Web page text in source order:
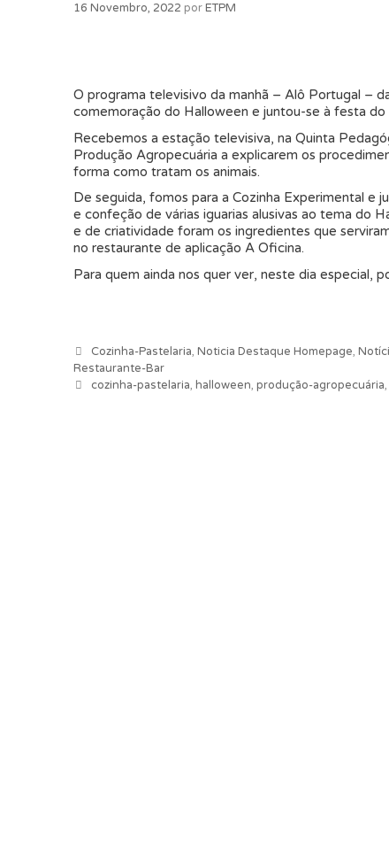
16 Novembro, 2022 porETPM
O programa televisivo da manhã – Alô Portugal –
comemoração do Halloween e juntou-se à festa
Recebemos a estação televisiva, na Quinta
Produção Agropecuária a explicarem os
forma como tratam os animais.
De seguida, fomos para a Cozinha Experimental e
e confeção de várias iguarias alusivas ao tema do
e de criatividade foram os ingredientes que
no restaurante de aplicação A Oficina.
Para quem ainda nos quer ver, neste dia especial,
Categorias
Cozinha-Pastelaria,Noticia Destaque Homepage,
Restaurante-Bar
Etiquetas
cozinha-pastelaria, halloween,produção-agropecuária,